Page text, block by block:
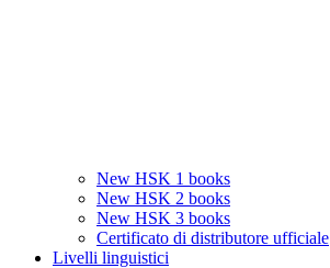
New HSK 1 books
New HSK 2 books
New HSK 3 books
Certificato di distributore ufficiale
Livelli linguistici